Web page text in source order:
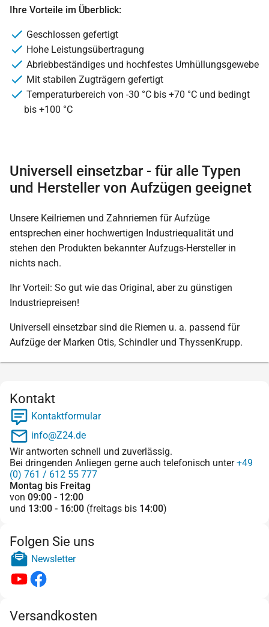
Ihre Vorteile im Überblick:
Geschlossen gefertigt
Hohe Leistungsübertragung
Abriebbeständiges und hochfestes Umhüllungsgewebe
Mit stabilen Zugträgern gefertigt
Temperaturbereich von -30 °C bis +70 °C und bedingt
bis +100 °C
Universell einsetzbar - für alle Typen
und Hersteller von Aufzügen geeignet
Unsere Keilriemen und Zahnriemen für Aufzüge
entsprechen einer hochwertigen Industriequalität und
stehen den Produkten bekannter Aufzugs-Hersteller in
nichts nach.
Ihr Vorteil: So gut wie das Original, aber zu günstigen
Industriepreisen!
Universell einsetzbar sind die Riemen u. a. passend für
Aufzüge der Marken Otis, Schindler und ThyssenKrupp.
Kontakt
Kontaktformular
info@Z24.de
Wir antworten schnell und zuverlässig.
Bei dringenden Anliegen gerne auch telefonisch unter+49
(0) 761 / 612 55 777
Montag bis Freitag
von 09:00 - 12:00
und 13:00 - 16:00 (freitags bis 14:00)
Folgen Sie uns
Newsletter
Versandkosten